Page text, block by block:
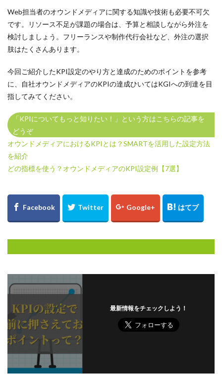
Web担当者のオウンドメディアに関する知識や技術も必要不可欠
です。リソース不足が課題の場合は、予算と相談しながら外注を
検討しましょう。フリーランスや制作代行会社など、外注の選択
肢はたくさんあります。
今回ご紹介したKPI設定のやり方と達成のためのポイントを参考
に、自社オウンドメディアのKPIの達成ひいてはKGIへの到達を目
指してみてください。
「KPIについてもっと知りたい！」という方はこちらの記事を
どうぞ
オウンドメディアにおけるKPIとは？SMARTを活用した設定方法
を紹介
どの指標を使う？オウンドメディアのKPI設定例【7選】
最新情報をチェックしよう！